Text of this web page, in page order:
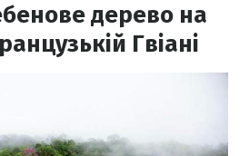
дерево на
Гвіані